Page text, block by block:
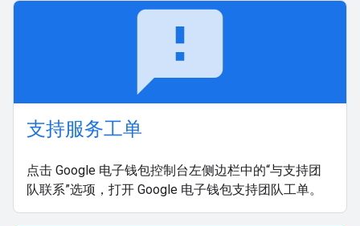
feedback
支持服务工单
点击 Google 电子钱包控制台左侧边栏中的“与支持团
队联系”选项，打开 Google 电子钱包支持团队工单。